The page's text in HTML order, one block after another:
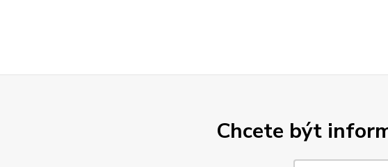
Chcete být